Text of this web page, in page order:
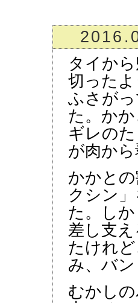
タイか
切った
ふさが
た。か
ギレの
が肉か
かかと
クシン
た。し
差し支
たけれ
み、バ
むかし